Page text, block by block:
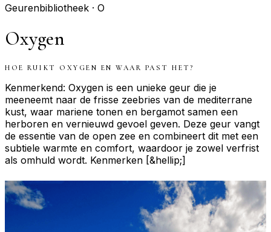
Geurenbibliotheek · O
Oxygen
HOE RUIKT OXYGEN EN WAAR PAST HET?
Kenmerkend: Oxygen is een unieke geur die je
meeneemt naar de frisse zeebries van de mediterrane
kust, waar mariene tonen en bergamot samen een
herboren en vernieuwd gevoel geven. Deze geur vangt
de essentie van de open zee en combineert dit met een
subtiele warmte en comfort, waardoor je zowel verfrist
als omhuld wordt. Kenmerken [&hellip;]